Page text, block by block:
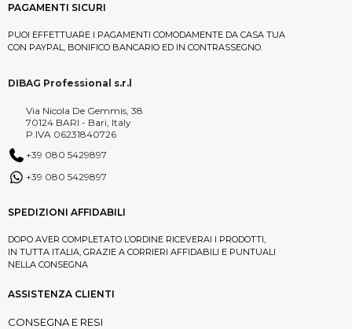
PAGAMENTI SICURI
PUOI EFFETTUARE I PAGAMENTI COMODAMENTE DA CASA TUA
CON PAYPAL, BONIFICO BANCARIO ED IN CONTRASSEGNO.
DIBAG Professional s.r.l
Via Nicola De Gemmis, 38
70124 BARI - Bari, Italy
P.IVA 06231840726
+39 080 5429897
+39 080 5429897
SPEDIZIONI AFFIDABILI
DOPO AVER COMPLETATO L’ORDINE RICEVERAI I PRODOTTI,
IN TUTTA ITALIA, GRAZIE A CORRIERI AFFIDABILI E PUNTUALI
NELLA CONSEGNA
ASSISTENZA CLIENTI
CONSEGNA E RESI